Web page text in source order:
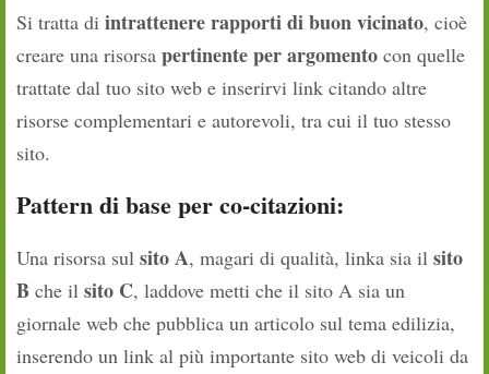
Si tratta di intrattenere rapporti di buon vicinato, cioè
creare una risorsa pertinente per argomento con quelle
trattate dal tuo sito web e inserirvi link citando altre
risorse complementari e autorevoli, tra cui il tuo stesso
sito.
Pattern di base per co-citazioni:
Una risorsa sul sito A, magari di qualità, linka sia il sito
B che il sito C, laddove metti che il sito A sia un
giornale web che pubblica un articolo sul tema edilizia,
inserendo un link al più importante sito web di veicoli da